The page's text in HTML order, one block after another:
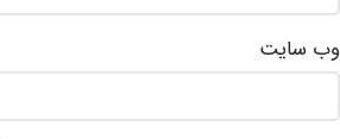
وب‌ سایت